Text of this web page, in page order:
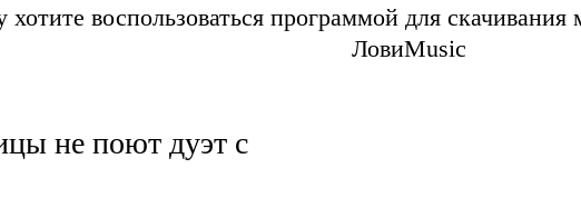
воспользоваться программой для
ЛовиMusic
не поют дуэт с